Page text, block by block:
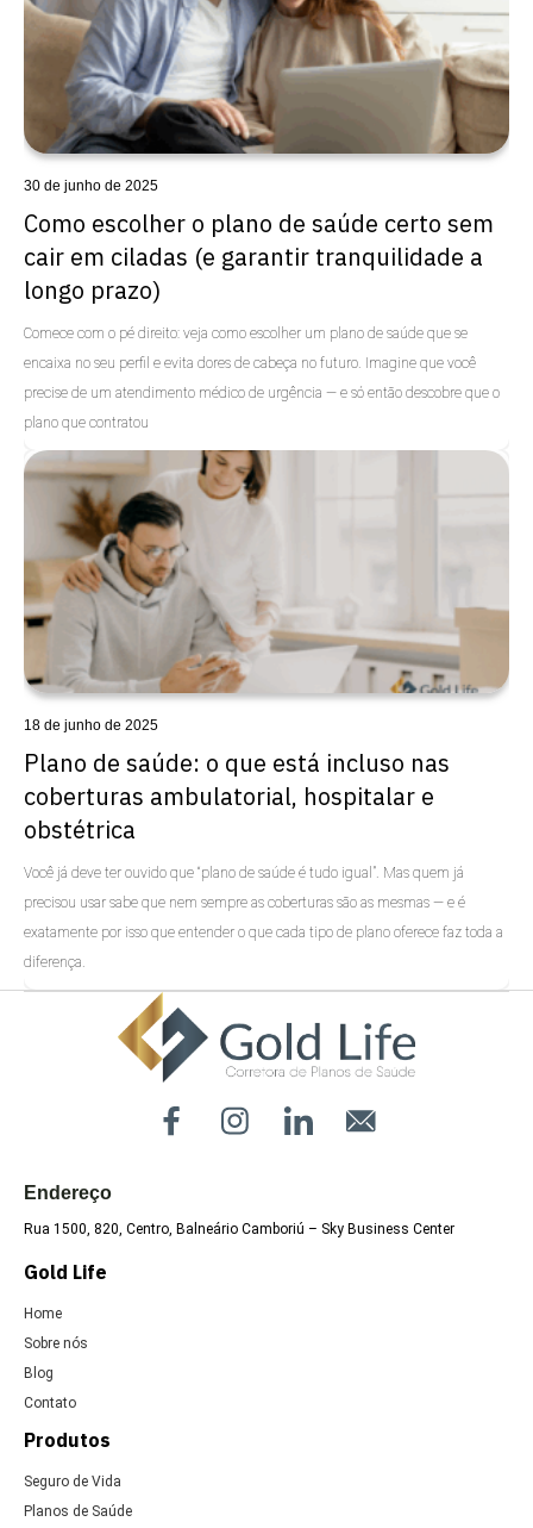
Uncategorized
Uncategorized
Como escolher o plano de saúde certo sem
cair em ciladas (e garantir tranquilidade a
longo prazo)
Comece com o pé direito: veja como escolher um plano de saúde que se
encaixa no seu perfil e evita dores de cabeça no futuro. Imagine que você
precise de um atendimento médico de urgência — e só então descobre que o
plano que contratou
30 de junho de 2025
Plano de saúde: o que está incluso nas
coberturas ambulatorial, hospitalar e
obstétrica
Você já deve ter ouvido que “plano de saúde é tudo igual”. Mas quem já
precisou usar sabe que nem sempre as coberturas são as mesmas — e é
exatamente por isso que entender o que cada tipo de plano oferece faz toda a
diferença.
18 de junho de 2025
Endereço
Rua 1500, 820, Centro, Balneário Camboriú – Sky Business Center
Gold Life
Home
Sobre nós
Blog
Contato
Produtos
Seguro de Vida
Planos de Saúde